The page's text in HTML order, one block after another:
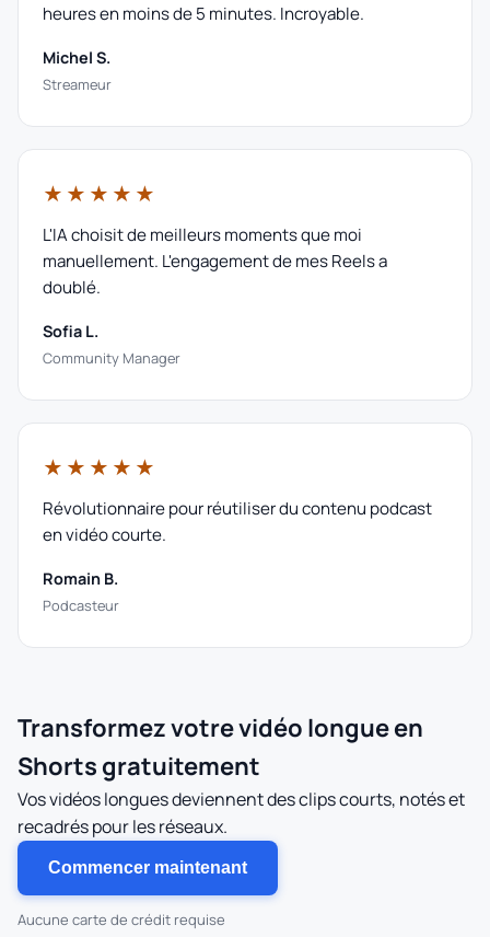
heures en moins de 5 minutes. Incroyable.
Michel S.
Streameur
★★★★★
L'IA choisit de meilleurs moments que moi
manuellement. L'engagement de mes Reels a
doublé.
Sofia L.
Community Manager
★★★★★
Révolutionnaire pour réutiliser du contenu podcast
en vidéo courte.
Romain B.
Podcasteur
Transformez votre vidéo longue en
Shorts gratuitement
Vos vidéos longues deviennent des clips courts, notés et
recadrés pour les réseaux.
Commencer maintenant
Aucune carte de crédit requise